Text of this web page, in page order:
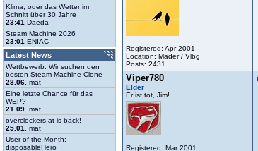
Registered: Apr 2001
Location: Mäder / Vlbg
Posts: 2431
Viper780
Elder
Er ist tot, Jim!
Registered: Mar 2001
Klima, oder das Wetter im
Schnitt über 30 Jahre
23:41 Daeda
Steam Machine 2026
23:01 ENIAC
Latest News
Wettbewerb: Wir suchen den
besten Steam Machine Clone
28.06. mat
Eine letzte Chance für das
WEP?
21.09. mat
overclockers.at is back!
25.01.
mat
User of the Month:
disposableHero